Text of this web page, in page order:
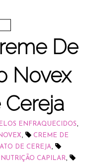
De
Novex
ENFRAQUECIDOS
CREME DE
DE CEREJA
NUTRIÇÃO CAPILAR